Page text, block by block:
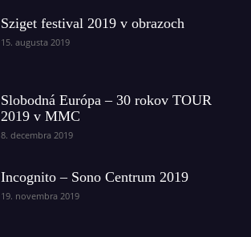
Sziget festival 2019 v obrazoch
15. augusta 2019
Slobodná Európa – 30 rokov TOUR
2019 v MMC
8. decembra 2019
Incognito – Sono Centrum 2019
19. novembra 2019